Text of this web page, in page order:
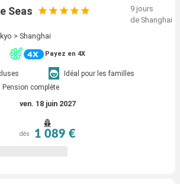
Seas
9 jours
de Shanghai
> Shanghai
Payez en 4X
Idéal pour les familles
Pension complète
ven. 18 juin 2027
dès 1 089 €